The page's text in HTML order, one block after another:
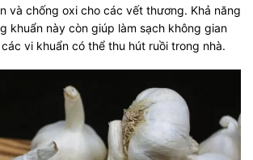
và chống oxi cho các vết thương. Khả năng
khuẩn này còn giúp làm sạch không gian
vi khuẩn có thể thu hút ruồi trong nhà.